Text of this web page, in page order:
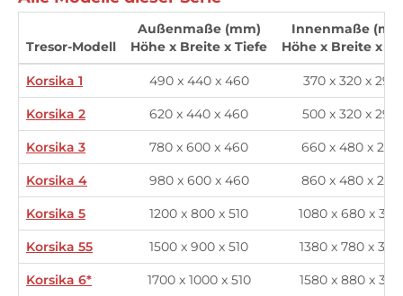
Tresor-Modell
Außenmaße (mm)
Höhe x Breite x Tiefe
Innenmaße
Höhe x Breite x
Korsika 1 490 x 440 x 460 370 x 320 x 295
Korsika 2 620 x 440 x 460 500 x 320 x 295
Korsika 3 780 x 600 x 460 660 x 480 x 295
Korsika 4 980 x 600 x 460 860 x 480 x 295
Korsika 5 1200 x 800 x 510 1080 x 680 x 345
Korsika 55 1500 x 900 x 510 1380 x 780 x 345
Korsika 6* 1700 x 1000 x 510 1580 x 880 x 345